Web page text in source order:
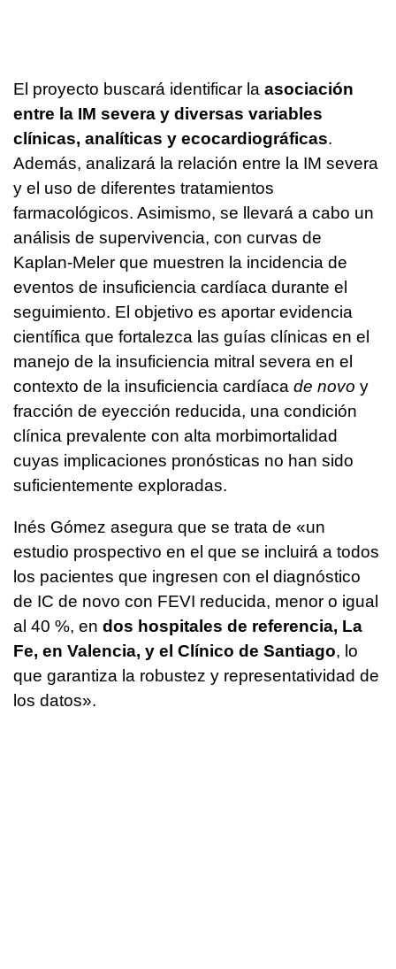
El proyecto buscará identificar la asociación
entre la IM severa y diversas variables
clínicas, analíticas y ecocardiográficas.
Además, analizará la relación entre la IM severa
y el uso de diferentes tratamientos
farmacológicos. Asimismo, se llevará a cabo un
análisis de supervivencia, con curvas de
Kaplan-Meler que muestren la incidencia de
eventos de insuficiencia cardíaca durante el
seguimiento. El objetivo es aportar evidencia
científica que fortalezca las guías clínicas en el
manejo de la insuficiencia mitral severa en el
contexto de la insuficiencia cardíaca de novo y
fracción de eyección reducida, una condición
clínica prevalente con alta morbimortalidad
cuyas implicaciones pronósticas no han sido
suficientemente exploradas.
Inés Gómez asegura que se trata de «un
estudio prospectivo en el que se incluirá a todos
los pacientes que ingresen con el diagnóstico
de IC de novo con FEVI reducida, menor o igual
al 40 %, en dos hospitales de referencia, La
Fe, en Valencia, y el Clínico de Santiago, lo
que garantiza la robustez y representatividad de
los datos».